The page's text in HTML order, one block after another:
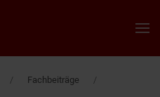
Fachbeiträge